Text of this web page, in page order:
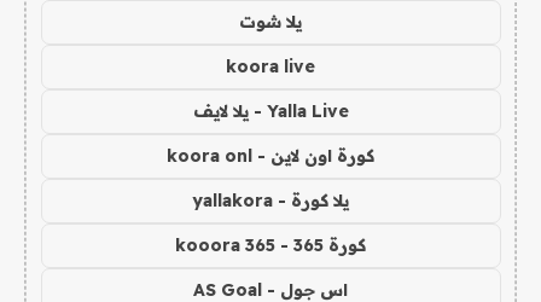
يلا شوت
koora live
Yalla Live - يلا لايف
كورة اون لاين - koora onl
يلا كورة - yallakora
كورة 365 - kooora 365
اس جول - AS Goal